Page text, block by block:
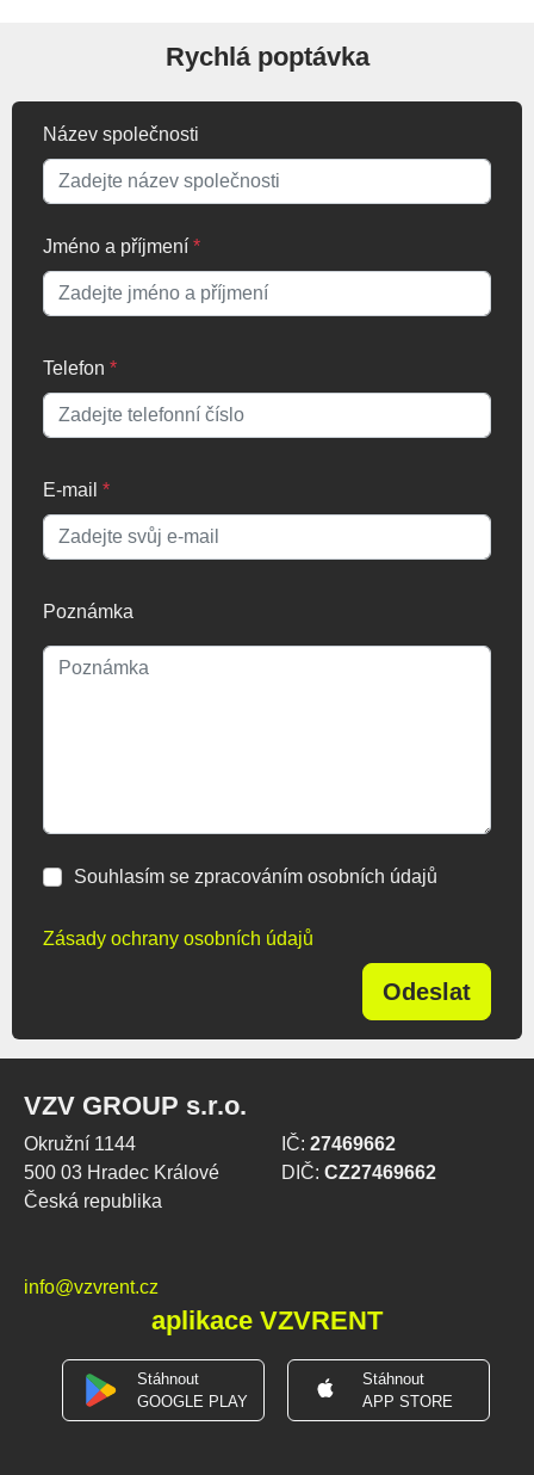
Rychlá poptávka
Název společnosti
Jméno a příjmení *
Telefon *
E-mail *
Poznámka
Souhlasím se zpracováním osobních údajů
Zásady ochrany osobních údajů
Odeslat
VZV GROUP s.r.o.
Okružní 1144
500 03 Hradec Králové
Česká republika
IČ: 27469662
DIČ: CZ27469662
info@vzvrent.cz
aplikace VZVRENT
Stáhnout
GOOGLE PLAY
Stáhnout
APP STORE